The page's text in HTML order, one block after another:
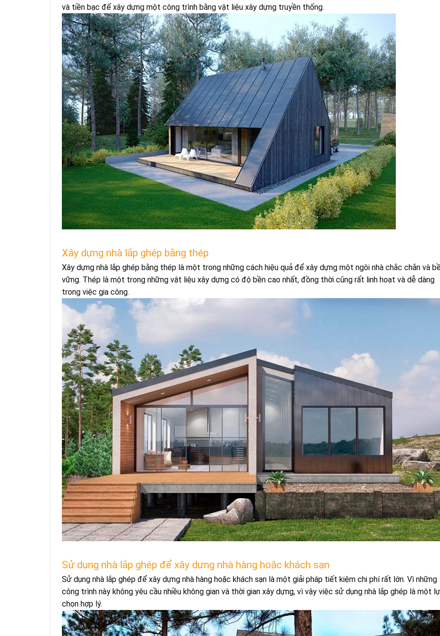
và tiền bạc để xây dựng một công trình bằng vật liệu xây dựng truyền thống.
Xây dựng nhà lắp ghép bằng thép
Xây dựng nhà lắp ghép bằng thép là một trong những cách hiệu quả để xây dựng một ngôi nhà chắc chắn và
vững. Thép là một trong những vật liệu xây dựng có độ bền cao nhất, đồng thời cũng rất linh hoạt và dễ dàng
trong việc gia công.
Sử dụng nhà lắp ghép để xây dựng nhà hàng hoặc khách sạn
Sử dụng nhà lắp ghép để xây dựng nhà hàng hoặc khách sạn là một giải pháp tiết kiệm chi phí rất lớn. Vì những
công trình này không yêu cầu nhiều không gian và thời gian xây dựng, vì vậy việc sử dụng nhà lắp ghép là một
chọn hợp lý.